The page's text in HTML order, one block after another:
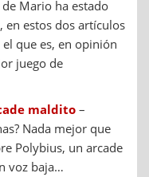
Mario ha estado
en estos dos artículos
que es, en opinión
juego de
maldito –
Nada mejor que
Polybius, un arcade
voz baja…